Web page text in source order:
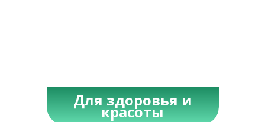
Для здоровья и
красоты